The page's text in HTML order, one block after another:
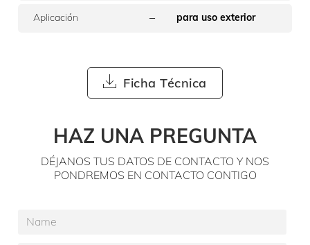
Aplicación – para uso exterior
Ficha Técnica
HAZ UNA PREGUNTA
DÉJANOS TUS DATOS DE CONTACTO Y NOS
PONDREMOS EN CONTACTO CONTIGO